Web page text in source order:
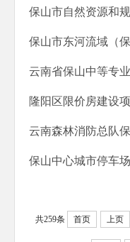
共259条 首页 上页